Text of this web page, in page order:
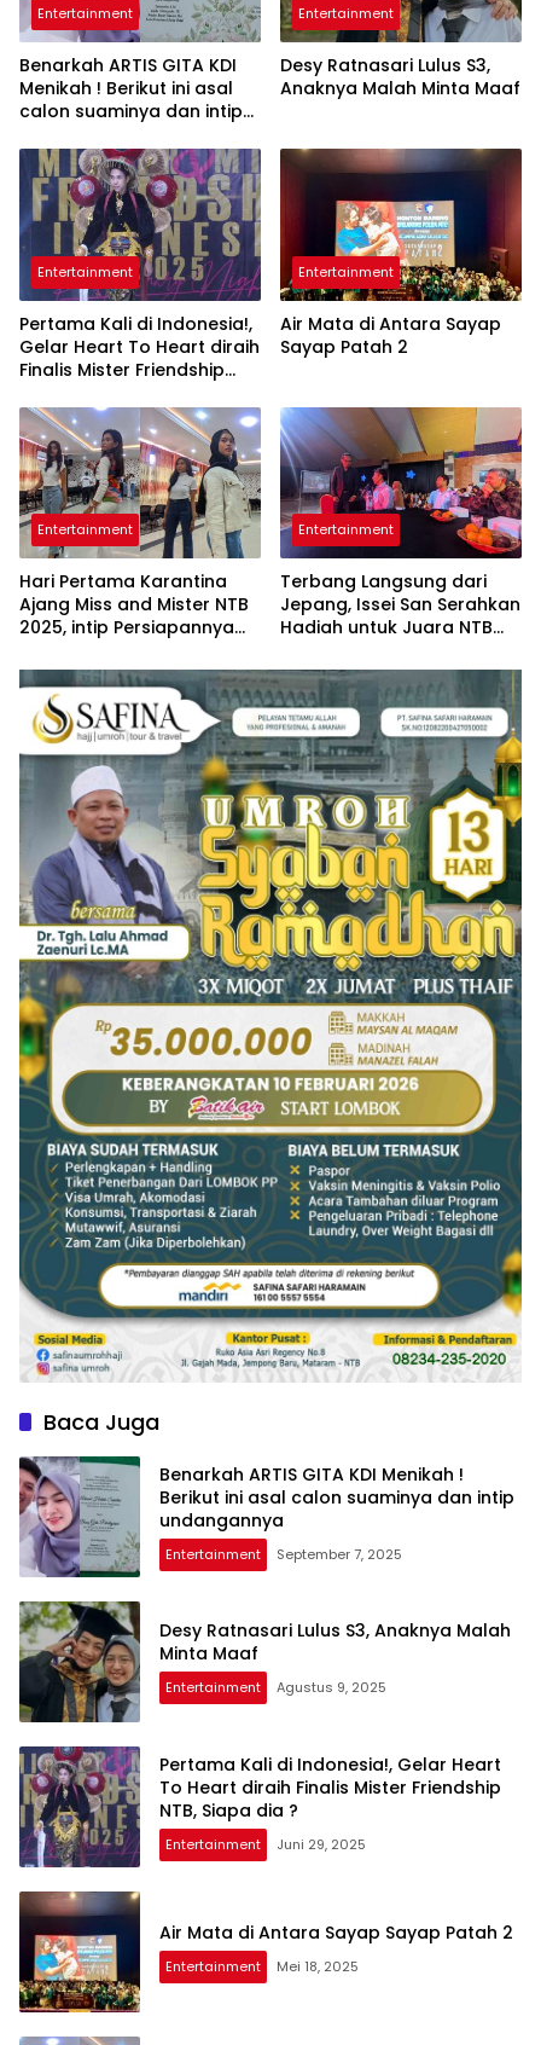
Entertainment
Benarkah ARTIS GITA KDI
Menikah ! Berikut ini asal
calon suaminya dan intip
Entertainment
Desy Ratnasari Lulus S3,
Anaknya Malah Minta Maaf
Entertainment
Pertama Kali di Indonesia!,
Gelar Heart To Heart diraih
Finalis Mister Friendship
Entertainment
Air Mata di Antara Sayap
Sayap Patah 2
Entertainment
Hari Pertama Karantina
Ajang Miss and Mister NTB
2025, intip Persiapannya
Entertainment
Terbang Langsung dari
Jepang, Issei San Serahkan
Hadiah untuk Juara NTB
Baca Juga
Benarkah ARTIS GITA KDI Menikah !
Berikut ini asal calon suaminya dan intip
undangannya
Entertainment September 7, 2025
Desy Ratnasari Lulus S3, Anaknya Malah
Minta Maaf
Entertainment Agustus 9, 2025
Pertama Kali di Indonesia!, Gelar Heart
To Heart diraih Finalis Mister Friendship
NTB, Siapa dia ?
Entertainment Juni 29, 2025
Air Mata di Antara Sayap Sayap Patah 2
Entertainment Mei 18, 2025